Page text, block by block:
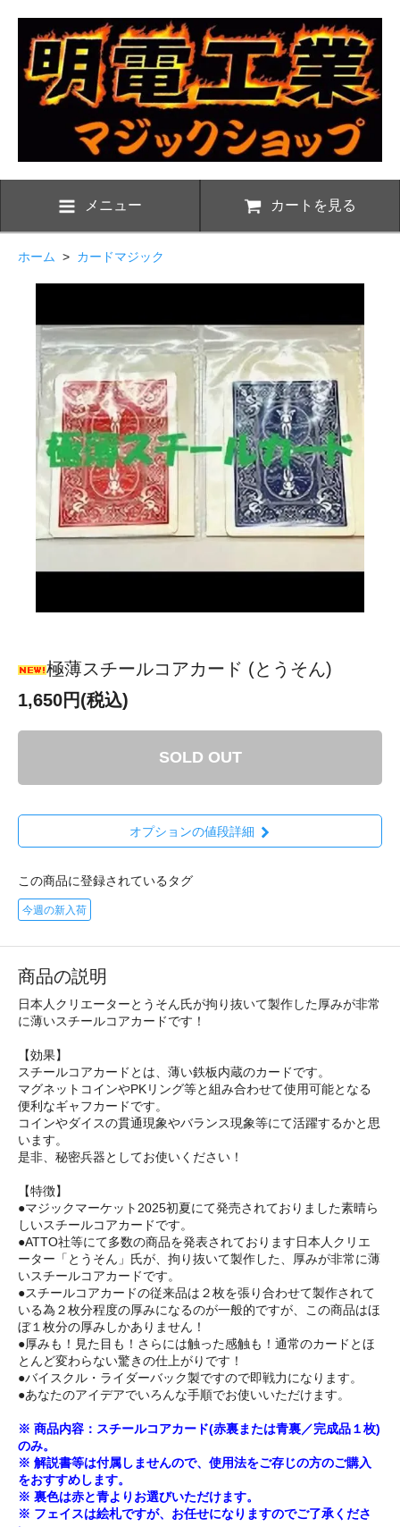
メニュー カートを見る
ホーム > カードマジック
極薄スチールコアカード (とうそん)
1,650円(税込)
SOLD OUT
オプションの値段詳細
この商品に登録されているタグ
今週の新入荷
商品の説明
日本人クリエーターとうそん氏が拘り抜いて製作した厚みが非常
に薄いスチールコアカードです！
【効果】
スチールコアカードとは、薄い鉄板内蔵のカードです。
マグネットコインやPKリング等と組み合わせて使用可能となる
便利なギャフカードです。
コインやダイスの貫通現象やバランス現象等にて活躍するかと思
います。
是非、秘密兵器としてお使いください！
【特徴】
●マジックマーケット2025初夏にて発売されておりました素晴ら
しいスチールコアカードです。
●ATTO社等にて多数の商品を発表されております日本人クリエ
ーター「とうそん」氏が、拘り抜いて製作した、厚みが非常に薄
いスチールコアカードです。
●スチールコアカードの従来品は２枚を張り合わせて製作されて
いる為２枚分程度の厚みになるのが一般的ですが、この商品はほ
ぼ１枚分の厚みしかありません！
●厚みも！見た目も！さらには触った感触も！通常のカードとほ
とんど変わらない驚きの仕上がりです！
●バイスクル・ライダーバック製ですので即戦力になります。
●あなたのアイデアでいろんな手順でお使いいただけます。
※ 商品内容：スチールコアカード(赤裏または青裏／完成品１枚)
のみ。
※ 解説書等は付属しませんので、使用法をご存じの方のご購入
をおすすめします。
※ 裏色は赤と青よりお選びいただけます。
※ フェイスは絵札ですが、お任せになりますのでご了承くださ